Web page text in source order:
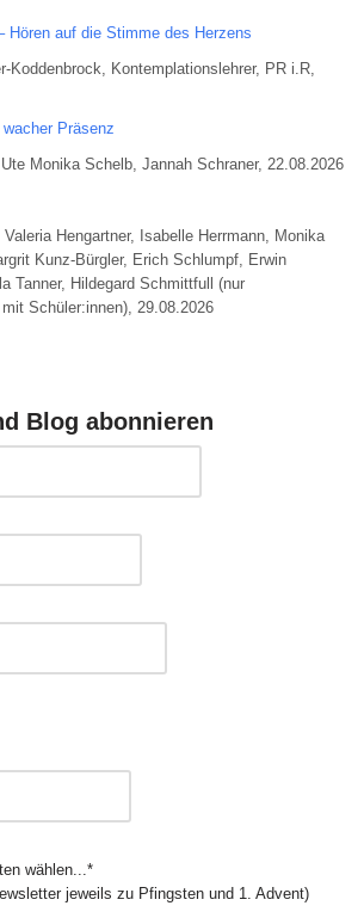
Hören auf die Stimme des Herzens
Koddenbrock, Kontemplationslehrer, PR i.R,
Präsenz
Monika Schelb, Jannah Schraner, 22.08.2026
Valeria Hengartner, Isabelle Herrmann, Monika
Kunz-Bürgler, Erich Schlumpf, Erwin
Tanner, Hildegard Schmittfull (nur
Schüler:innen), 29.08.2026
Blog abonnieren
wählen...*
jeweils zu Pfingsten und 1. Advent)